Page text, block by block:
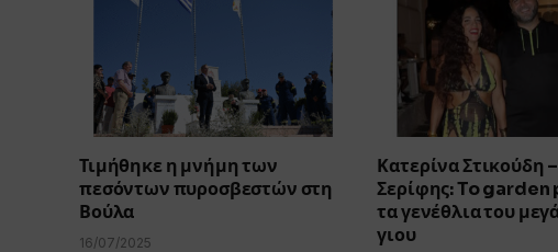
Τιμήθηκε η μνήμη των
πεσόντων πυροσβεστών στη
Βούλα
16/07/2025
Κατερίνα Στικούδη
Σερίφης: To garden
τα γενέθλια του
γιου